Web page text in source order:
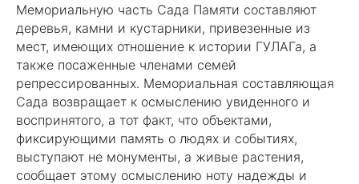
Мемориальную часть Сада Памяти составляют
деревья, камни и кустарники, привезенные из
мест, имеющих отношение к истории ГУЛАГа, а
также посаженные членами семей
репрессированных. Мемориальная составляющая
Сада возвращает к осмыслению увиденного и
воспринятого, а тот факт, что объектами,
фиксирующими память о людях и событиях,
выступают не монументы, а живые растения,
сообщает этому осмыслению ноту надежды и